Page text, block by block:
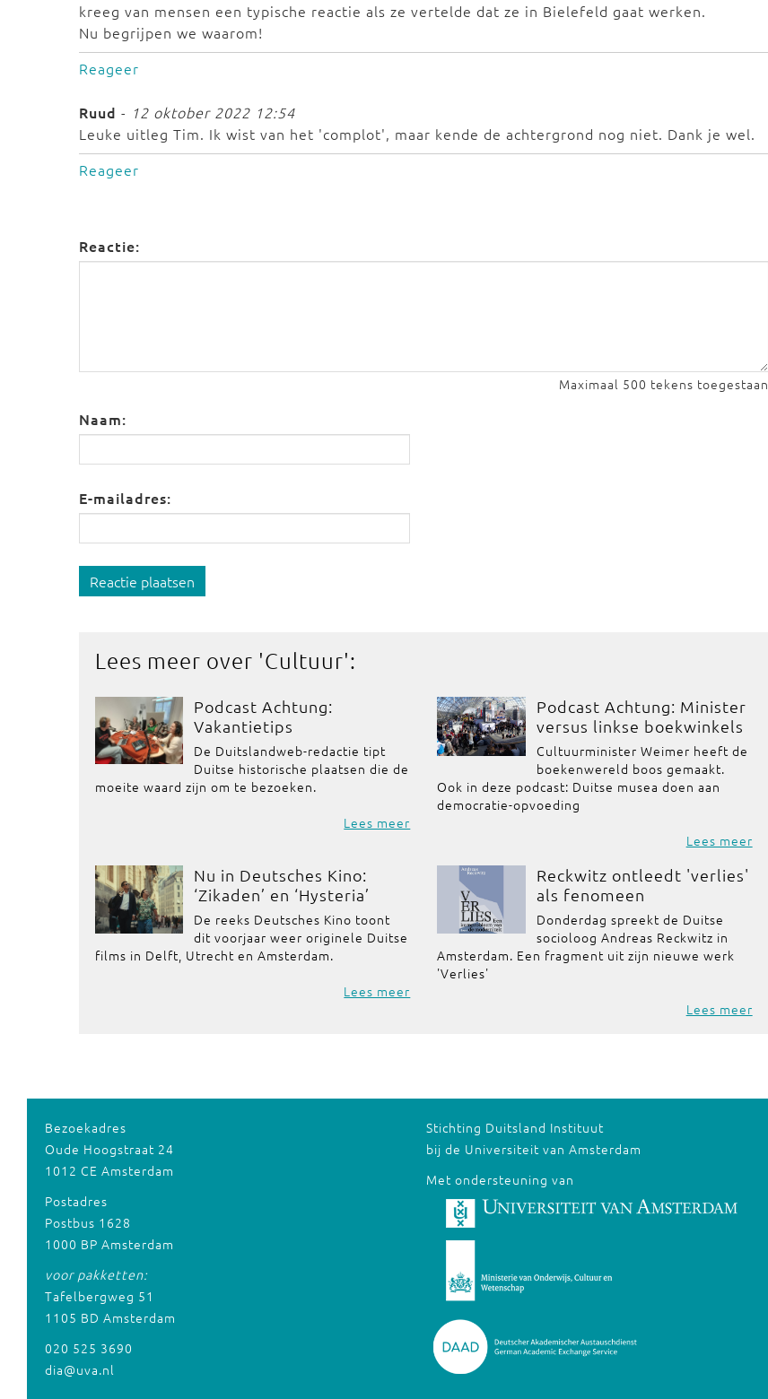
kreeg van mensen een typische reactie als ze vertelde dat ze in Bielefeld gaat werken.
Nu begrijpen we waarom!
Reageer
Ruud - 12 oktober 2022 12:54
Leuke uitleg Tim. Ik wist van het 'complot', maar kende de achtergrond nog niet. Dank je wel.
Reageer
Reactie:
Maximaal 500 tekens toegestaan
Naam:
E-mailadres:
Reactie plaatsen
Lees meer over 'Cultuur':
Podcast Achtung:
Vakantietips
De Duitslandweb-redactie tipt
Duitse historische plaatsen die de
moeite waard zijn om te bezoeken.
Lees meer
Podcast Achtung: Minister
versus linkse boekwinkels
Cultuurminister Weimer heeft de
boekenwereld boos gemaakt.
Ook in deze podcast: Duitse musea doen aan
democratie-opvoeding
Lees meer
Nu in Deutsches Kino:
‘Zikaden’ en ‘Hysteria’
De reeks Deutsches Kino toont
dit voorjaar weer originele Duitse
films in Delft, Utrecht en Amsterdam.
Lees meer
Reckwitz ontleedt 'verlies'
als fenomeen
Donderdag spreekt de Duitse
socioloog Andreas Reckwitz in
Amsterdam. Een fragment uit zijn nieuwe werk
'Verlies'
Lees meer
Bezoekadres
Oude Hoogstraat 24
1012 CE Amsterdam
Postadres
Postbus 1628
1000 BP Amsterdam
voor pakketten:
Tafelbergweg 51
1105 BD Amsterdam
020 525 3690
dia@uva.nl
Stichting Duitsland Instituut
bij de Universiteit van Amsterdam
Met ondersteuning van